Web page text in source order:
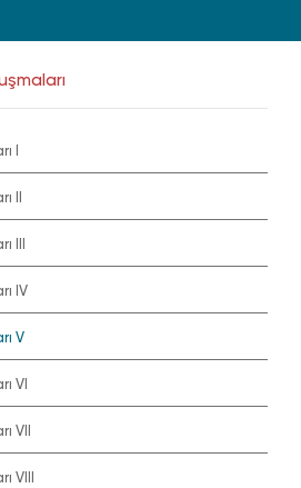
I
II
III
IV
V
VI
VII
VIII